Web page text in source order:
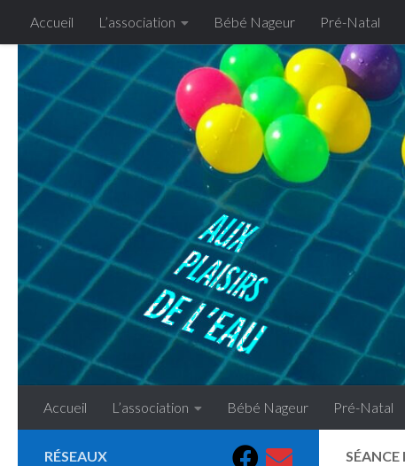
Skip to content
Accueil L’association Bébé Nageur Pré-Natal
Accueil L’association Bébé Nageur Pré-Natal
SÉANCE
RÉSEAUX